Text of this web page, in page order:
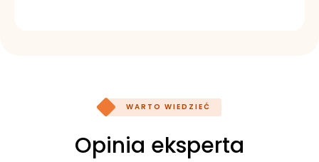
WARTO WIEDZIEĆ
Opinia eksperta